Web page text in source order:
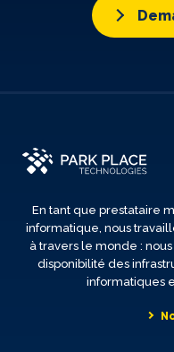
En tant que prestataire
informatique, nous
à travers le monde :
disponibilité des
informatiques